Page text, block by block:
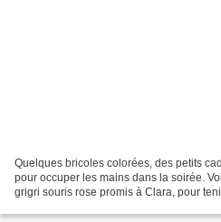
Quelques bricoles colorées, des petits
pour occuper les mains dans la soirée.
grigri souris rose promis à Clara, pour